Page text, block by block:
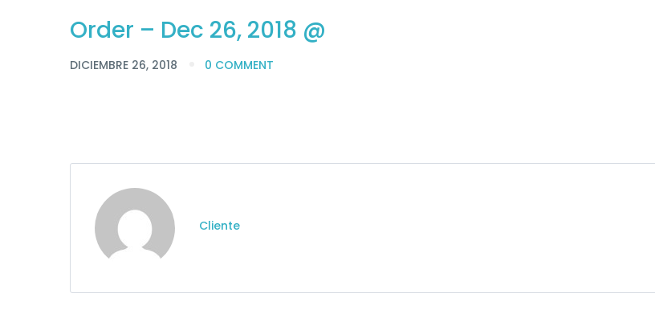
Order – Dec 26, 2018 @
DICIEMBRE 26, 2018 0 COMMENT
Cliente